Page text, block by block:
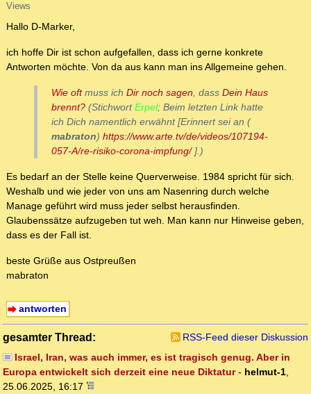
Views
Hallo D-Marker,
ich hoffe Dir ist schon aufgefallen, dass ich gerne konkrete
Antworten möchte. Von da aus kann man ins Allgemeine gehen.
Wie oftmuss ich Dir noch sagen, dass Dein Haus
brennt? (StichwortErpel; Beim letzten Link hatte
ich Dich namentlich erwähnt [Erinnert sei an (
mabraton) https://www.arte.tv/de/videos/107194-
057-A/re-risiko-corona-impfung/].)
Es bedarf an der Stelle keine Querverweise. 1984 spricht für sich.
Weshalb und wie jeder von uns am Nasenring durch welche
Manage geführt wird muss jeder selbst herausfinden.
Glaubenssätze aufzugeben tut weh. Man kann nur Hinweise geben,
dass es der Fall ist.
beste Grüße aus Ostpreußen
mabraton
antworten
gesamter Thread:
RSS-Feed dieser Diskussion
Israel, Iran, was auch immer, es ist tragisch genug. Aber in
Europa entwickelt sich derzeit eine neue Diktatur- helmut-1,
25.06.2025, 16:17